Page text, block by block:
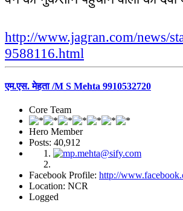
http://www.jagran.com/news/
9588116.html
एम.एस. मेहता /M S Mehta 9910532720
Core Team
Hero Member
Posts: 40,912
Facebook Profile: http://
Location: NCR
Logged